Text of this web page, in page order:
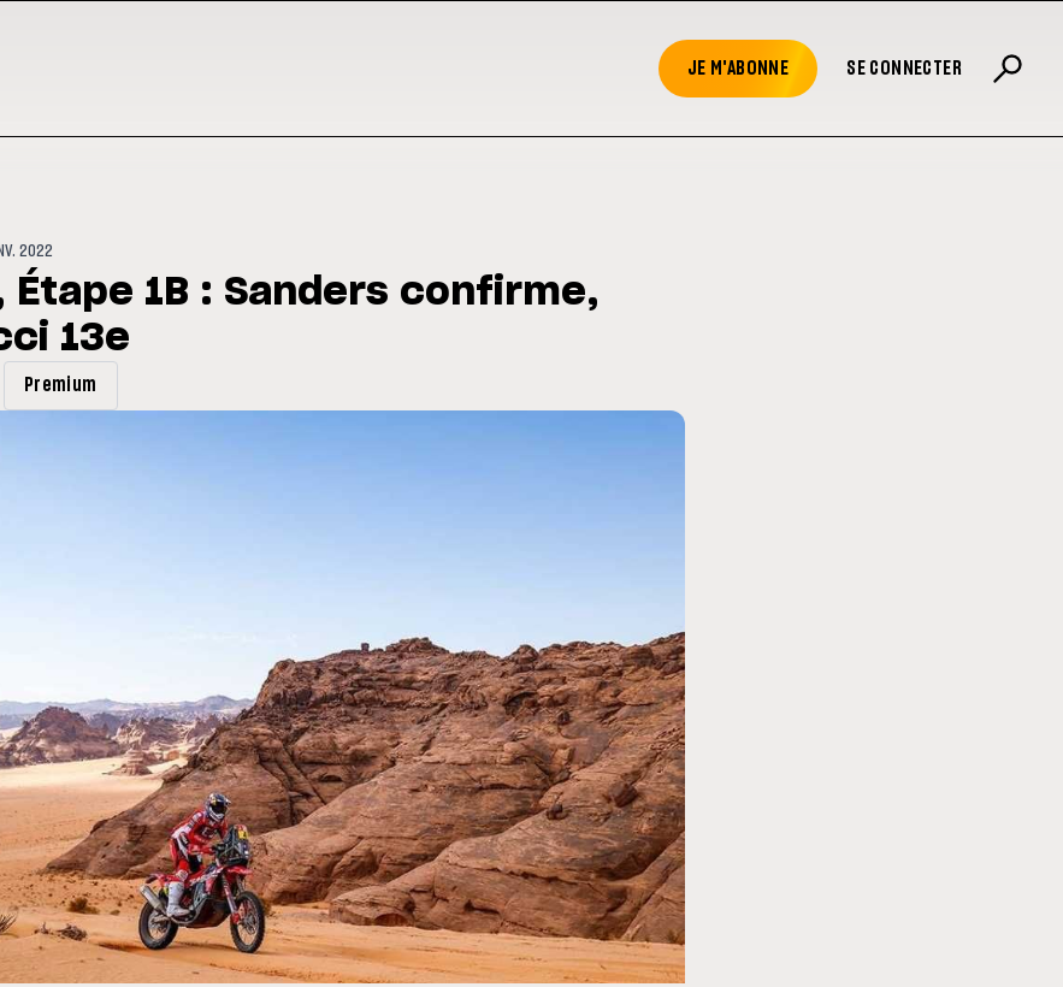
JE M'ABONNE SE CONNECTER
2022
Étape 1B : Sanders confirme,
13e
Premium